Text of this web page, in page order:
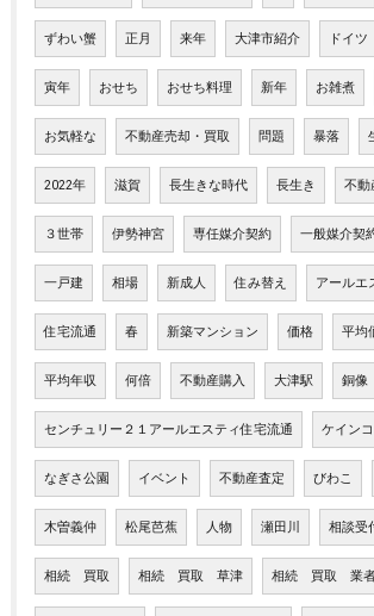
ずわい蟹 正月 来年 大津市紹介 ドイツ
寅年 おせち おせち料理 新年 お雑煮
お気軽な 不動産売却・買取 問題 暴落
2022年 滋賀 長生きな時代 長生き 不動
３世帯 伊勢神宮 専任媒介契約 一般媒介契
一戸建 相場 新成人 住み替え アールエ
住宅流通 春 新築マンション 価格 平均
平均年収 何倍 不動産購入 大津駅 銅像
センチュリー２１アールエスティ住宅流通 ケイン
なぎさ公園 イベント 不動産査定 びわこ
木曽義仲 松尾芭蕉 人物 瀬田川 相談受
相続 買取 相続 買取 草津 相続 買取 業